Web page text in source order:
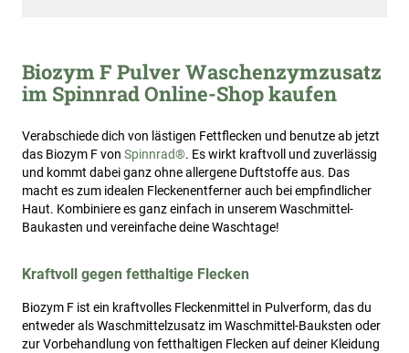
Biozym F Pulver Waschenzymzusatz
im Spinnrad Online-Shop kaufen
Verabschiede dich von lästigen Fettflecken und benutze ab jetzt
das Biozym F von Spinnrad®. Es wirkt kraftvoll und zuverlässig
und kommt dabei ganz ohne allergene Duftstoffe aus. Das
macht es zum idealen Fleckenentferner auch bei empfindlicher
Haut. Kombiniere es ganz einfach in unserem Waschmittel-
Baukasten und vereinfache deine Waschtage!
Kraftvoll gegen fetthaltige Flecken
Biozym F ist ein kraftvolles Fleckenmittel in Pulverform, das du
entweder als Waschmittelzusatz im Waschmittel-Bauksten oder
zur Vorbehandlung von fetthaltigen Flecken auf deiner Kleidung